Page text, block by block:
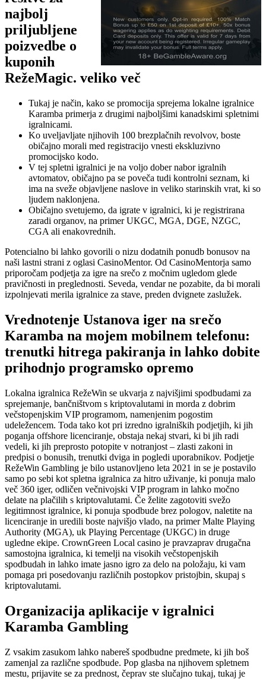
najbolj
priljubljene
poizvedbe o
kuponih
RežeMagic. veliko več
Tukaj je način, kako se promocija sprejema lokalne igralnice
Karamba primerja z drugimi najboljšimi kanadskimi spletnimi
igralnicami.
Ko uveljavljate njihovih 100 brezplačnih revolvov, boste
običajno morali med registracijo vnesti ekskluzivno
promocijsko kodo.
V tej spletni igralnici je na voljo dober nabor igralnih
avtomatov, običajno pa se poveča tudi kontrolni seznam, ki
ima na sveže objavljene naslove in veliko starinskih vrat, ki so
ljudem naklonjena.
Običajno svetujemo, da igrate v igralnici, ki je registrirana
zaradi organov, na primer UKGC, MGA, DGE, NZGC,
CGA ali enakovrednih.
Potencialno bi lahko govorili o nizu dodatnih ponudb bonusov na
naši lastni strani z oglasi CasinoMentor. Od CasinoMentorja samo
priporočam podjetja za igre na srečo z močnim ugledom glede
pravičnosti in preglednosti. Seveda, vendar ne pozabite, da bi morali
izpolnjevati merila igralnice za stave, preden dvignete zaslužek.
Vrednotenje Ustanova iger na srečo
Karamba na mojem mobilnem telefonu:
trenutki hitrega pakiranja in lahko dobite
prihodnjo programsko opremo
Lokalna igralnica RežeWin se ukvarja z najvišjimi spodbudami za
sprejemanje, bančništvom s kriptovalutami in morda z dobrim
večstopenjskim VIP programom, namenjenim pogostim
udeležencem. Toda tako kot pri izredno igralniških podjetjih, ki jih
poganja offshore licenciranje, obstaja nekaj stvari, ki bi jih radi
vedeli, ki jih preprosto potopite v notranjost – zlasti zakoni in
predpisi o bonusih, trenutki dviga in pogledi uporabnikov. Podjetje
RežeWin Gambling je bilo ustanovljeno leta 2021 in se je postavilo
samo po sebi kot spletna igralnica za hitro uživanje, ki ponuja malo
več 360 iger, odličen večnivojski VIP program in lahko močno
delate na plačilih s kriptovalutami. Če želite zagotoviti svežo
legitimnost igralnice, ki ponuja spodbude brez pologov, naletite na
licenciranje in uredili boste najvišjo vlado, na primer Malte Playing
Authority (MGA), uk Playing Percentage (UKGC) in druge
ugledne ekipe. CrownGreen Local casino je pravzaprav drugačna
samostojna igralnica, ki temelji na visokih večstopenjskih
spodbudah in lahko imate jasno igro za delo na položaju, ki vam
pomaga pri posedovanju različnih postopkov pristojbin, skupaj s
kriptovalutami.
Organizacija aplikacije v igralnici
Karamba Gambling
Z vsakim zasukom lahko nabereš spodbudne predmete, ki jih boš
zamenjal za različne spodbude. Pop glasba na njihovem spletnem
mestu, prijavite se za prednost, čeprav ste slučajno tukaj, tukaj je